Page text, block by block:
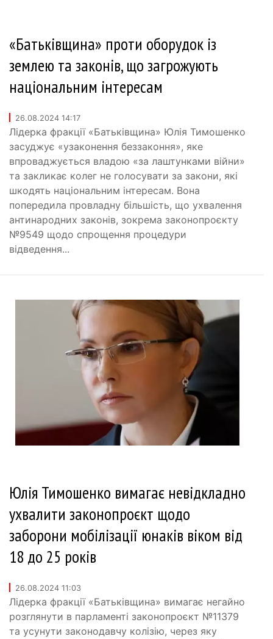
«Батьківщина» проти оборудок із
землею та законів, що загрожують
національним інтересам
26.08.2024 14:17
Лідерка фракції «Батьківщина» Юлія Тимошенко
засуджує «узаконення беззаконня», яке
впроваджується владою «за лаштунками війни»
та закликає колег не голосувати за закони, які
шкодять національним інтересам. Вона
попередила провладну більшість, що ухвалення
антинародних законів, зокрема законопроєкту
№9549 щодо спрощення процедури
відведення...
Юлія Тимошенко вимагає невідкладно
ухвалити законопроєкт щодо
заборони мобілізації юнаків віком від
18 до 25 років
26.08.2024 11:03
Лідерка фракції «Батьківщина» вимагає негайно
розглянути в парламенті законопроєкт №11379
та усунути законодавчу колізію, через яку